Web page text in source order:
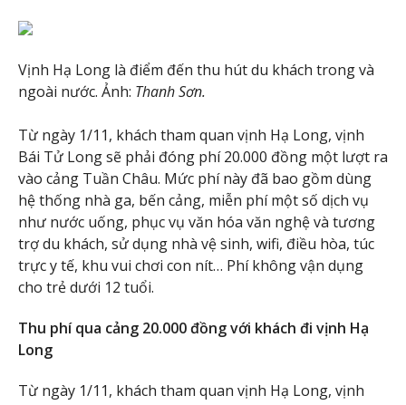
Vịnh Hạ Long là điểm đến thu hút du khách trong và
ngoài nước. Ảnh: Thanh Sơn.
Từ ngày 1/11, khách tham quan vịnh Hạ Long, vịnh
Bái Tử Long sẽ phải đóng phí 20.000 đồng một lượt ra
vào cảng Tuần Châu. Mức phí này đã bao gồm dùng
hệ thống nhà ga, bến cảng, miễn phí một số dịch vụ
như nước uống, phục vụ văn hóa văn nghệ và tương
trợ du khách, sử dụng nhà vệ sinh, wifi, điều hòa, túc
trực y tế, khu vui chơi con nít… Phí không vận dụng
cho trẻ dưới 12 tuổi.
Thu phí qua cảng 20.000 đồng với khách đi vịnh Hạ
Long
Từ ngày 1/11, khách tham quan vịnh Hạ Long, vịnh